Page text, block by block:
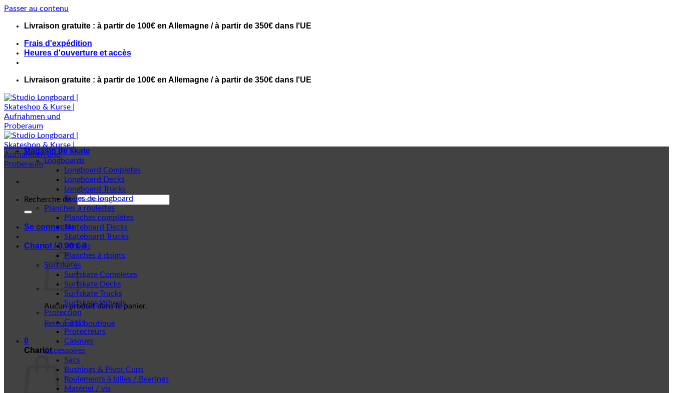
Passer au contenu
Livraison gratuite : à partir de 100€ en Allemagne / à partir de 350€ dans l'UE
Frais d'expédition
Heures d'ouverture et accès
Livraison gratuite : à partir de 100€ en Allemagne / à partir de 350€ dans l'UE
Recherche de :
Se connecter
Chariot /0,00€ 0
Aucun produit dans le panier.
Retour à la boutique
0
Chariot
Magasin de skate
Longboards
Longboard Completes
Longboard Decks
Longboard Trucks
Roues de longboard
Planches à roulettes
Planches complètes
Skateboard Decks
Skateboard Trucks
Wheels
Planches à doigts
Surfskates
Surfskate Completes
Surfskate Decks
Surfskate Trucks
Surfskate Wheels
Protection
Gants
Protecteurs
Casques
Accessoires
Sacs
Bushings & Pivot Cups
Roulements à billes / Bearings
Matériel / vis